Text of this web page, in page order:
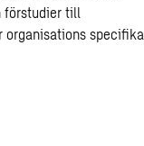
förstudier till
organisations specifika